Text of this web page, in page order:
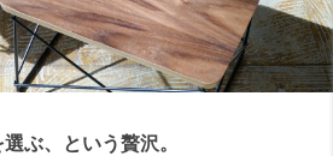
ぶ、という贅沢。